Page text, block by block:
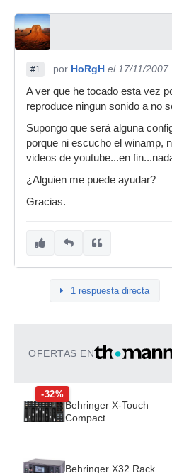
#1 por HoRgH el 17/11/2007
A ver que he tocado esta vez
reproduce ningun sonido a no
Supongo que será alguna
porque ni escucho el winamp,
videos de youtube...en
¿Alguien me puede ayudar?
Gracias.
1 respuesta directa
OFERTAS EN
-32%
Behringer X-Touch
Compact
Behringer X32 Rack